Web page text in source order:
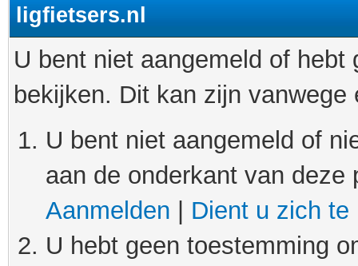
ligfietsers.nl
U bent niet aangemeld of
bekijken. Dit kan zijn
U bent niet aangemeld of
aan de onderkant van
Aanmelden
Dient u zich te
U hebt geen toestemming